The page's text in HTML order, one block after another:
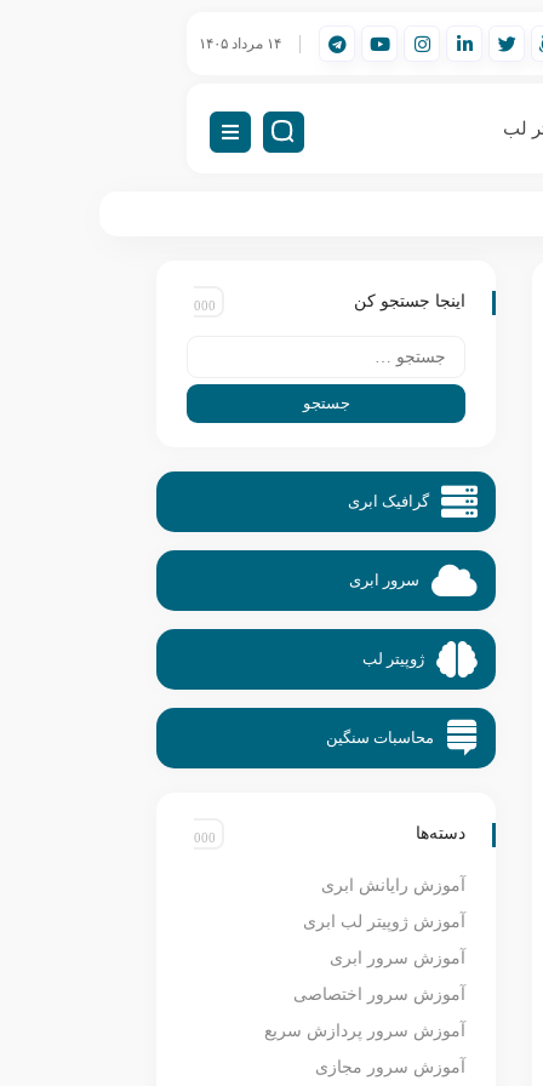
ورک‌استیشن مهندسی (Workstation) چیست؟ راه‌اندازی VDI (دسکتاپ مجازی) ۱۴ مرداد ۱۴۰۵
لب
اینجا جستجو کن
گرافیک ابری
سرور ابری
ژوپیتر لب
محاسبات سنگین
دسته‌ها
آموزش رایانش ابری
آموزش ژوپیتر لب ابری
آموزش سرور ابری
آموزش سرور اختصاصی
آموزش سرور پردازش سریع
آموزش سرور مجازی